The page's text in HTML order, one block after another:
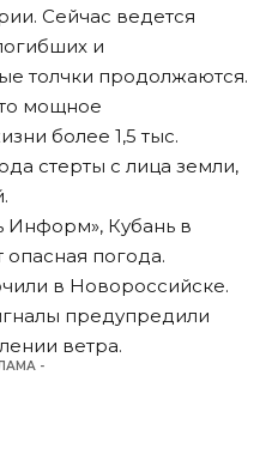
Сейчас ведется
и
толчки продолжаются.
мощное
более 1,5 тыс.
стерты с лица земли,
Информ», Кубань в
погода.
в Новороссийске.
предупредили
ветра.
-